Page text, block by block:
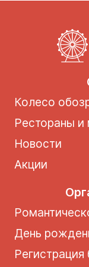
Колесо
Рестораны и
Новости
Акции
День
Регистрация